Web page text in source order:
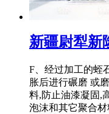
新疆尉犁新
F、经过加工的蛭
胀后进行碾磨 或
料,防止油漆凝固,
泡沫和其它聚合